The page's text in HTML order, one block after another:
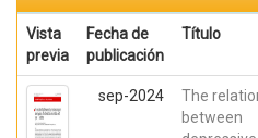
Vista
previa
Fecha de
publicación
Título
sep-2024
The
between